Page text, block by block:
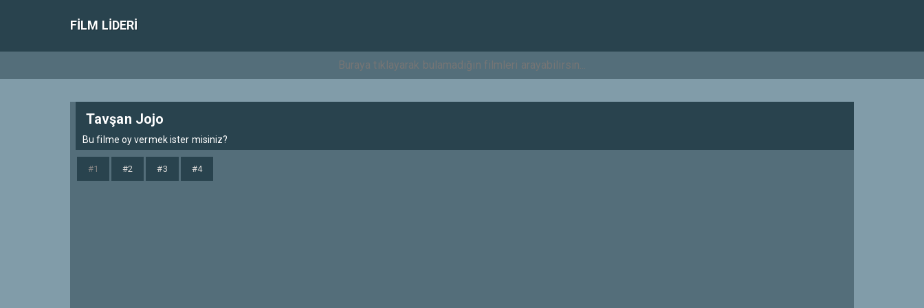
FILM LIDERI
Tavşan Jojo
Bu filme oy vermek ister misiniz?
#1 #2 #3 #4